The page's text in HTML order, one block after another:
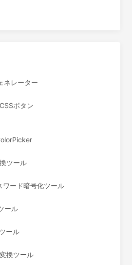
ネレーター
ボタン
ツール
ワード暗号化ツール
ール
ール
換ツール